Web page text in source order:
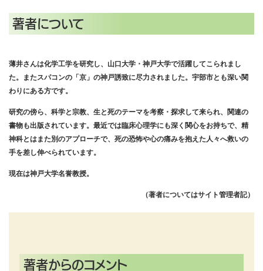
著者について
薄井さんは化学工学を研究し、山口大学・神戸大学で活躍してこられまし
た。またスパコンの「京」の神戸誘致に尽力されました。宇部市とも深い関
わりにある方です。
研究の傍ら、科学と宗教、生と死のテーマを考察・探求して来られ、関連の
書物も出版されています。最近では臨床心理学にも深く関心をお持ちで、精
神科とはまた別のアプローチで、死の恐怖や心の痛みを抱えた人々へ救いの
手を差し伸べられています。
現在は神戸大学名誉教授。
（著者についてはサイト管理者記）
著者からのコメント